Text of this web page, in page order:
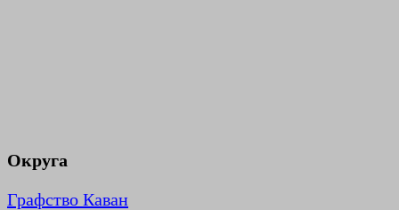
Округа
Графство Каван